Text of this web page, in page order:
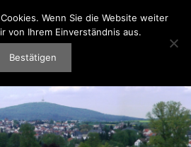
Rodheim-Bieber e.V.
Menü
Wenn Sie die Website weiter
von Ihrem Einverständnis aus.
Bestätigen